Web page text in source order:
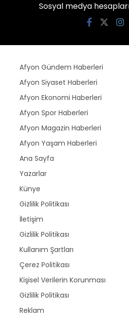
Sosyal medya
Afyon Gündem Haberleri
Afyon Siyaset Haberleri
Afyon Ekonomi Haberleri
Afyon Spor Haberleri
Afyon Magazin Haberleri
Afyon Yaşam Haberleri
Ana Sayfa
Yazarlar
Künye
Gizlilik Politikası
İletişim
Gizlilik Politikası
Kullanım Şartları
Çerez Politikası
Kişisel Verilerin Korunması
Gizlilik Politikası
Reklam